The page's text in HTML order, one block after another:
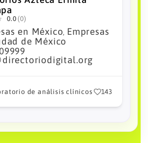
0.0
en el estado de
,Empresas en México